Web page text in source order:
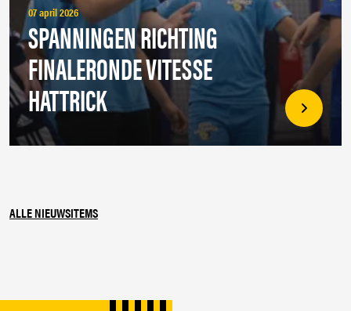
07 april 2026
SPANNINGEN RICHTING
FINALERONDE VITESSE
HATTRICK
ALLE NIEUWSITEMS